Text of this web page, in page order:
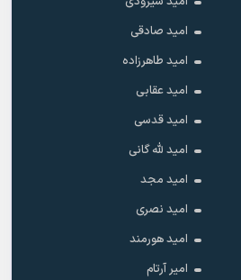
امید صادقی
امید طاهرزاده
امید عقابی
امید قدسی
امید لله گانی
امید مجد
امید نصری
امید هورمند
امیر آرتام